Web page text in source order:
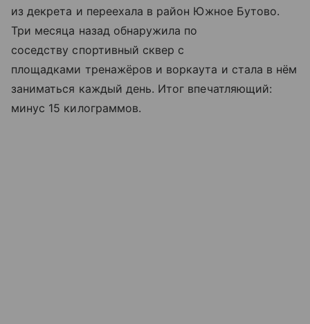
из декрета и переехала в район Южное Бутово.
Три месяца назад обнаружила по
соседству спортивный сквер с
площадками тренажёров и воркаута и стала в нём
заниматься каждый день. Итог впечатляющий:
минус 15 килограммов.